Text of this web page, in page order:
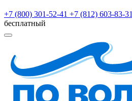
+7 (800) 301-52-41 +7 (812) 603-83-31
бесплатный